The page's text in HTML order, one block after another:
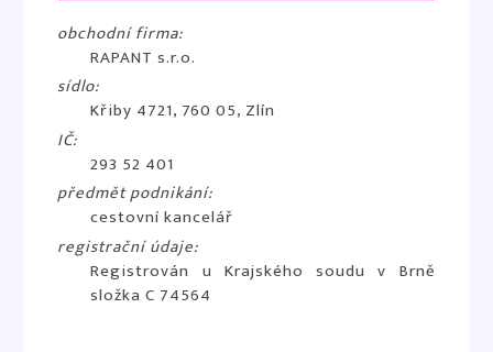
obchodní firma:
RAPANT s.r.o.
sídlo:
Křiby 4721, 760 05, Zlín
IČ:
293 52 401
předmět podnikání:
cestovní kancelář
registrační údaje:
Registrován u Krajského soudu v Brně
složka C 74564